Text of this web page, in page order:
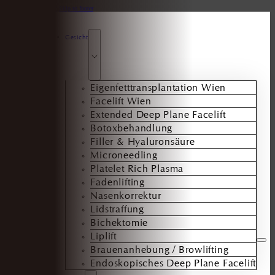
Skip to footer
Gesicht
Eigenfetttransplantation Wien
Facelift Wien
Extended Deep Plane Facelift
Botoxbehandlung
Filler & Hyaluronsäure
Microneedling
Platelet Rich Plasma
Fadenlifting
Nasenkorrektur
Lidstraffung
Bichektomie
Liplift
Brauenanhebung / Browlifting
Endoskopisches Deep Plane Facelift